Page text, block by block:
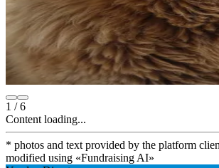
1 /6
Content loading...
* photos and text provided by the platform
modified using «Fundraising AI»